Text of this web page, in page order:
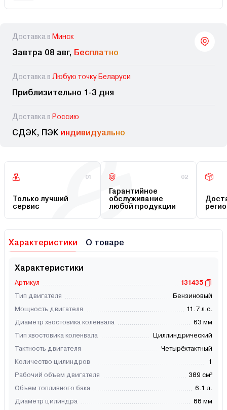
Доставка в Минск
Завтра 08 авг, Бесплатно
Доставка в Любую точку Беларуси
Приблизительно 1-3 дня
Доставка в Россию
СДЭК, ПЭК индивидуально
01
Только лучший
сервис
02
Гарантийное
обслуживание
любой продукции
Характеристики О товаре
Характеристики
Артикул
131435
Тип двигателя
Бензиновый
Мощность двигателя
11.7 л.с.
Диаметр хвостовика коленвала
63 мм
Тип хвостовика коленвала
Циллиндрический
Тактность двигателя
Четырёхтактный
Количество цилиндров
1
Рабочий объем двигателя
389 см³
Объем топливного бака
6.1 л.
Диаметр цилиндра
88 мм